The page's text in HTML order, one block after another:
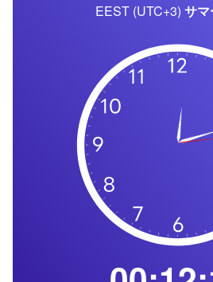
EEST (UTC+3) サ